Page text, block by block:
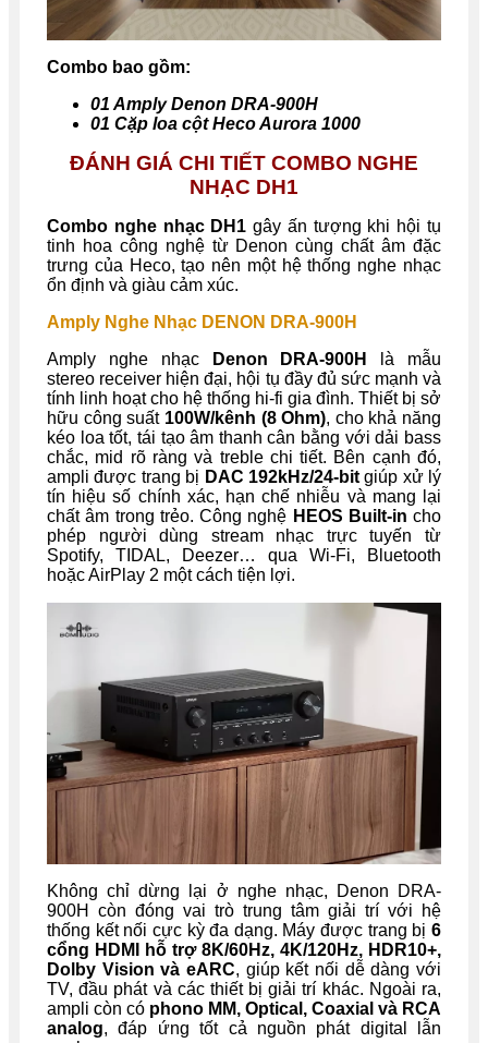
Combo bao gồm:
01 Amply Denon DRA-900H
01 Cặp loa cột Heco Aurora 1000
ĐÁNH GIÁ CHI TIẾT COMBO NGHE
NHẠC DH1
Combo nghe nhạc DH1 gây ấn tượng khi hội tụ
tinh hoa công nghệ từ Denon cùng chất âm đặc
trưng của Heco, tạo nên một hệ thống nghe nhạc
ổn định và giàu cảm xúc.
Amply Nghe Nhạc DENON DRA-900H
Amply nghe nhạc
Denon DRA-900H
là mẫu
stereo receiver hiện đại, hội tụ đầy đủ sức mạnh và
tính linh hoạt cho hệ thống hi-fi gia đình. Thiết bị sở
hữu công suất 100W/kênh (8 Ohm), cho khả năng
kéo loa tốt, tái tạo âm thanh cân bằng với dải bass
chắc, mid rõ ràng và treble chi tiết. Bên cạnh đó,
ampli được trang bị DAC 192kHz/24-bitgiúp xử lý
tín hiệu số chính xác, hạn chế nhiễu và mang lại
chất âm trong trẻo. Công nghệ HEOS Built-in cho
phép người dùng stream nhạc trực tuyến từ
Spotify, TIDAL, Deezer… qua Wi-Fi, Bluetooth
hoặc AirPlay 2 một cách tiện lợi.
Không chỉ dừng lại ở nghe nhạc, Denon DRA-
900H còn đóng vai trò trung tâm giải trí với hệ
thống kết nối cực kỳ đa dạng. Máy được trang bị 6
cổng HDMI hỗ trợ 8K/60Hz, 4K/120Hz, HDR10+,
Dolby Vision và eARC, giúp kết nối dễ dàng với
TV, đầu phát và các thiết bị giải trí khác. Ngoài ra,
ampli còn có phono MM, Optical, Coaxial và RCA
analog, đáp ứng tốt cả nguồn phát digital lẫn